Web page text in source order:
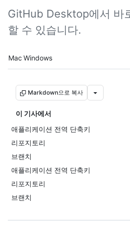
GitHub Desktop에서 바
할 수 있습니다.
Platform navigation
Mac Windows
Markdown으로 복사
이 기사에서
애플리케이션 전역 단축키
리포지토리
브랜치
애플리케이션 전역 단축키
리포지토리
브랜치